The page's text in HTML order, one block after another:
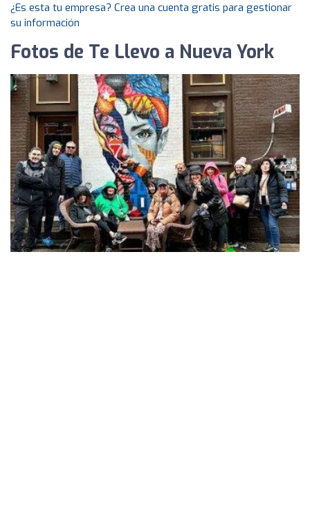
¿Es esta tu empresa? Crea una cuenta gratis para gestionar
su información
Fotos de Te Llevo a Nueva York